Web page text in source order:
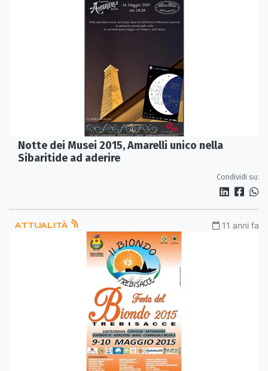
Notte dei Musei 2015, Amarelli unico nella
Sibaritide ad aderire
Condividi su:
ATTUALITÀ 11 anni fa